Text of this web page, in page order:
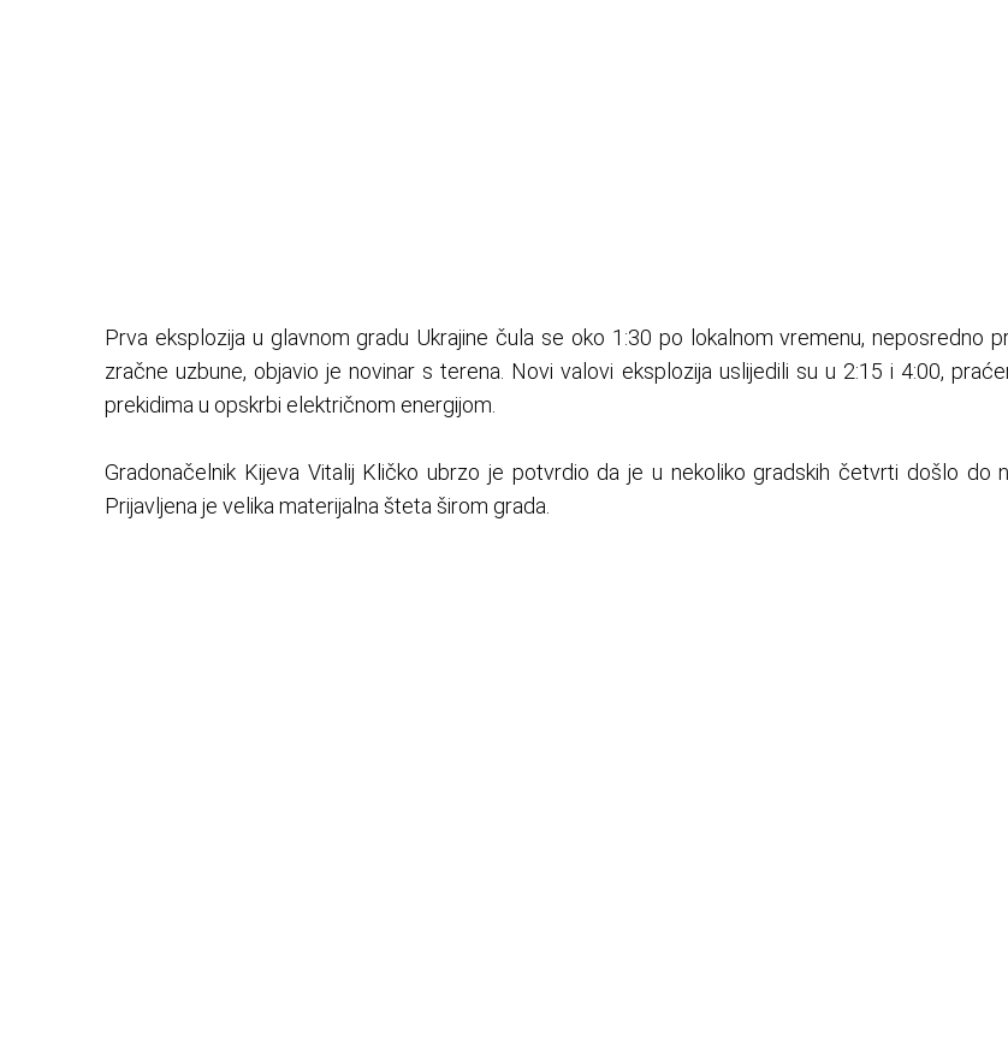
Prva eksplozija u glavnom gradu Ukrajine čula se oko 1:30 po lokalnom vremenu, neposredno
zračne uzbune, objavio je novinar s terena. Novi valovi eksplozija uslijedili su u 2:15 i 4:00,
prekidima u opskrbi električnom energijom.
Gradonačelnik Kijeva Vitalij Kličko ubrzo je potvrdio da je u nekoliko gradskih četvrti došlo do
Prijavljena je velika materijalna šteta širom grada.